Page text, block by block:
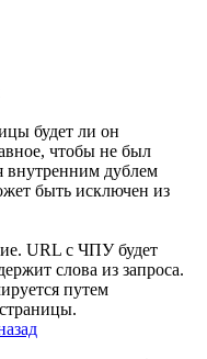
будет ли он
чтобы не был
внутренним дублем
быть исключен из
URL с ЧПУ будет
слова из запроса.
путем